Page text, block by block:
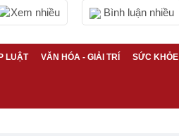
Xem nhiều Bình luận nhiều
LUẬT VĂN HÓA - GIẢI TRÍ SỨC KHỎE